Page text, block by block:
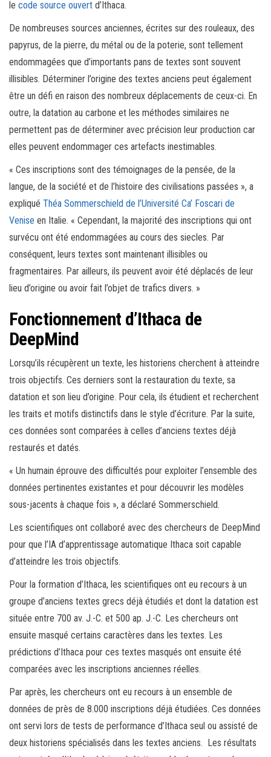
le code source ouvert d’Ithaca.
De nombreuses sources anciennes, écrites sur des rouleaux, des
papyrus, de la pierre, du métal ou de la poterie, sont tellement
endommagées que d’importants pans de textes sont souvent
illisibles. Déterminer l’origine des textes anciens peut également
être un défi en raison des nombreux déplacements de ceux-ci. En
outre, la datation au carbone et les méthodes similaires ne
permettent pas de déterminer avec précision leur production car
elles peuvent endommager ces artefacts inestimables.
« Ces inscriptions sont des témoignages de la pensée, de la
langue, de la société et de l’histoire des civilisations passées », a
expliqué Théa Sommerschield de l’Université Ca’ Foscari de
Venise en Italie. « Cependant, la majorité des inscriptions qui ont
survécu ont été endommagées au cours des siecles. Par
conséquent, leurs textes sont maintenant illisibles ou
fragmentaires. Par ailleurs, ils peuvent avoir été déplacés de leur
lieu d’origine ou avoir fait l’objet de trafics divers. »
Fonctionnement d’Ithaca de
DeepMind
Lorsqu’ils récupèrent un texte, les historiens cherchent à atteindre
trois objectifs. Ces derniers sont la restauration du texte, sa
datation et son lieu d’origine. Pour cela, ils étudient et recherchent
les traits et motifs distinctifs dans le style d’écriture. Par la suite,
ces données sont comparées à celles d’anciens textes déjà
restaurés et datés.
« Un humain éprouve des difficultés pour exploiter l’ensemble des
données pertinentes existantes et pour découvrir les modèles
sous-jacents à chaque fois », a déclaré Sommerschield.
Les scientifiques ont collaboré avec des chercheurs de DeepMind
pour que l’IA d’apprentissage automatique Ithaca soit capable
d’atteindre les trois objectifs.
Pour la formation d’Ithaca, les scientifiques ont eu recours à un
groupe d’anciens textes grecs déjà étudiés et dont la datation est
située entre 700 av. J.-C. et 500 ap. J.-C. Les chercheurs ont
ensuite masqué certains caractères dans les textes. Les
prédictions d’Ithaca pour ces textes masqués ont ensuite été
comparées avec les inscriptions anciennes réelles.
Par après, les chercheurs ont eu recours à un ensemble de
données de près de 8.000 inscriptions déjà étudiées. Ces données
ont servi lors de tests de performance d’Ithaca seul ou assisté de
deux historiens spécialisés dans les textes anciens. Les résultats